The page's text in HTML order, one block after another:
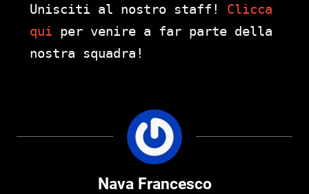
Unisciti al nostro staff! Clicca
qui per venire a far parte della
nostra squadra!
Nava Francesco